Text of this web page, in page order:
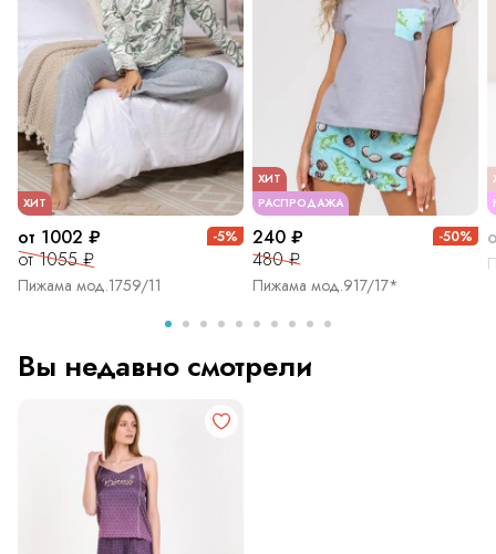
ХИТ
от 1002 ₽
от 1055 ₽
-5%
Пижама мод.1759/11
РАСПРОДАЖА
ХИТ
240 ₽
480 ₽
-50%
Пижама мод.917/17*
Вы недавно смотрели